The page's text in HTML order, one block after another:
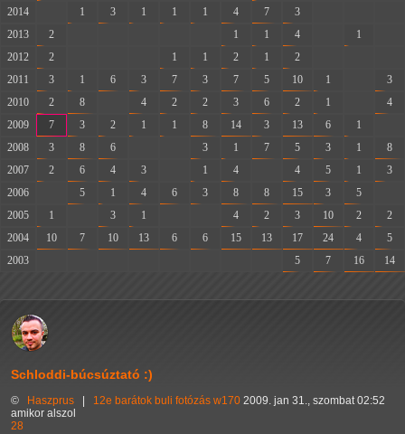
2014
1 3 1 1 1 4 7 3
2013
2 1 1 4 1
2012
2 1 1 2 1 2
2011
3 1 6 3 7 3 7 5 10 1
3
2010
2 8 4 2 2 3 6 2 1
4
2009
7 3 2 1 1 8 14 3 13 6 1
2008
3 8 6 3 1 7 5 3 1
8
2007
2 6 4 3 1 4 4 5 1
3
2006
5 1 4 6 3 8 8 15 3 5
2005
1 3 1 4 2 3 10 2
2
2004
10 7 10 13 6 6 15 13 17 24 4
5
2003
5 7 16 14
Schloddi-búcsúztató :)
© Haszprus 12e barátok buli fotózás w170 2009. jan 31., szombat 02:52
amikor alszol
28